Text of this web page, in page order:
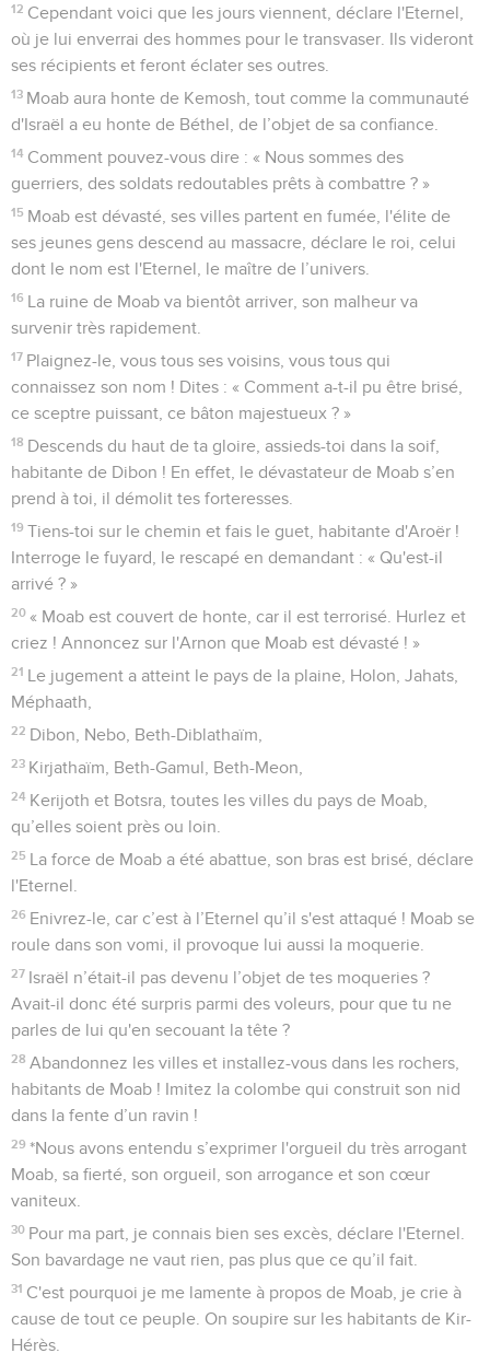
12 Cependant voici que les jours viennent, déclare l'Eternel,
où je lui enverrai des hommes pour le transvaser. Ils videront
ses récipients et feront éclater ses outres.
13 Moab aura honte de Kemosh, tout comme la communauté
d'Israël a eu honte de Béthel, de l’objet de sa confiance.
14 Comment pouvez-vous dire : « Nous sommes des
guerriers, des soldats redoutables prêts à combattre ? »
15 Moab est dévasté, ses villes partent en fumée, l'élite de
ses jeunes gens descend au massacre, déclare le roi, celui
dont le nom est l'Eternel, le maître de l’univers.
16 La ruine de Moab va bientôt arriver, son malheur va
survenir très rapidement.
17 Plaignez-le, vous tous ses voisins, vous tous qui
connaissez son nom ! Dites : « Comment a-t-il pu être brisé,
ce sceptre puissant, ce bâton majestueux ? »
18 Descends du haut de ta gloire, assieds-toi dans la soif,
habitante de Dibon ! En effet, le dévastateur de Moab s’en
prend à toi, il démolit tes forteresses.
19 Tiens-toi sur le chemin et fais le guet, habitante d'Aroër !
Interroge le fuyard, le rescapé en demandant : « Qu'est-il
arrivé ? »
20 « Moab est couvert de honte, car il est terrorisé. Hurlez et
criez ! Annoncez sur l'Arnon que Moab est dévasté ! »
21 Le jugement a atteint le pays de la plaine, Holon, Jahats,
Méphaath,
22 Dibon, Nebo, Beth-Diblathaïm,
23 Kirjathaïm, Beth-Gamul, Beth-Meon,
24 Kerijoth et Botsra, toutes les villes du pays de Moab,
qu’elles soient près ou loin.
25 La force de Moab a été abattue, son bras est brisé, déclare
l'Eternel.
26 Enivrez-le, car c’est à l’Eternel qu’il s'est attaqué ! Moab se
roule dans son vomi, il provoque lui aussi la moquerie.
27 Israël n’était-il pas devenu l’objet de tes moqueries ?
Avait-il donc été surpris parmi des voleurs, pour que tu ne
parles de lui qu'en secouant la tête ?
28 Abandonnez les villes et installez-vous dans les rochers,
habitants de Moab ! Imitez la colombe qui construit son nid
dans la fente d’un ravin !
29 *Nous avons entendu s’exprimer l'orgueil du très arrogant
Moab, sa fierté, son orgueil, son arrogance et son cœur
vaniteux.
30 Pour ma part, je connais bien ses excès, déclare l'Eternel.
Son bavardage ne vaut rien, pas plus que ce qu’il fait.
31 C'est pourquoi je me lamente à propos de Moab, je crie à
cause de tout ce peuple. On soupire sur les habitants de Kir-
Hérès.